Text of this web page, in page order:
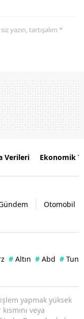
yazın, tartışalım *
Verileri Ekonomik
Otomobil
# Altın # Abd #
yapmak yüksek
veya